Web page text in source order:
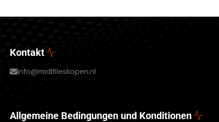
Kontakt
info@midifileskopen.nl
Allgemeine Bedingungen und Konditionen